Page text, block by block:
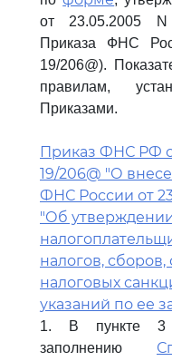
от 23.05.2005
Приказа ФНС
19/206@).
правилам,
Приказами.
Приказ ФНС РФ
19/206@ "О
ФНС России от
"Об
налогов,
налоговых
указаний по ее
1. В пункте 3
заполнению